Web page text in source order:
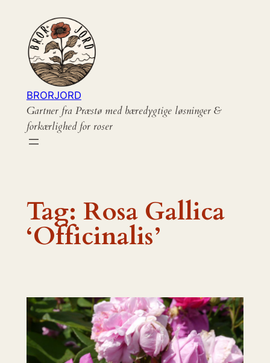
indhold
BRORJORD
Gartner fra Præstø med bæredygtige løsninger &
forkærlighed for roser
Tag: Rosa Gallica
‘Officinalis’